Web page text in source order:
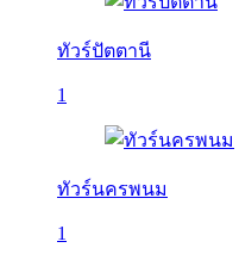
ทัวร์ปัตตานี
1
ทัวร์นครพนม
1